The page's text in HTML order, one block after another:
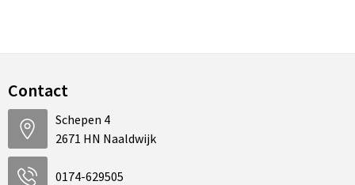
Contact
Schepen 4
2671 HN Naaldwijk
0174-629505